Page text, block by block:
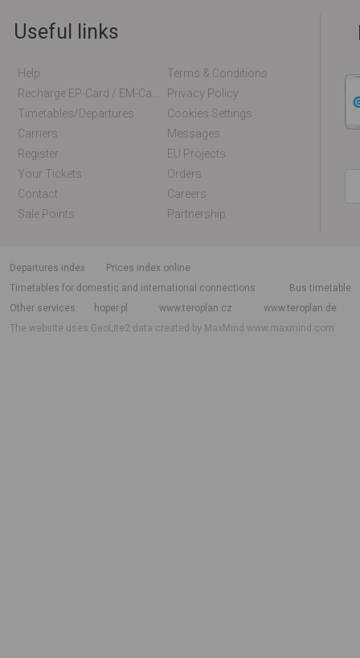
Useful links
Help
Terms & Conditions
Privacy Policy
Timetables/departures
Cookies Settings
Carriers
Messages
Register
EU Projects
Your Tickets
Orders
Contact
Careers
Sale Points
Partnership
departures index
Prices index online
Timetables for domestic and international connections
Bus timetable
Other services
hoper.pl www.teroplan.cz
www.teroplan.de
The website uses GeoLite2 data created by MaxMindwww.maxmind.com